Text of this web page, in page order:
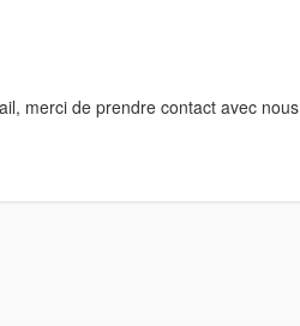
merci de prendre contact avec nous